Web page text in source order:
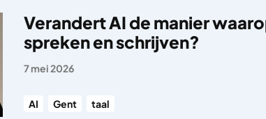
Verandert AI de manier
spreken en schrijven?
7 mei 2026
AI Gent taal